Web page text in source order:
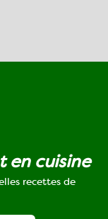
en cuisine
recettes de